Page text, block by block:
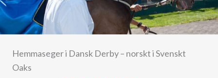
Hemmaseger i Dansk Derby – norskt i Svenskt
Oaks